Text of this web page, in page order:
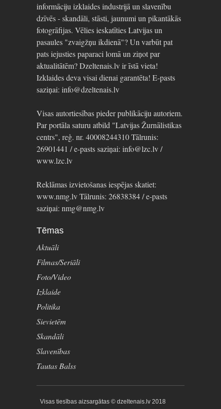
informāciju izklaides industrijā un slavenību
dzīvēs - skandāli, stāsti, jaunumi un pikantākās
fotogrāfijas. Vēlies ieskatīties Latvijas un
pasaules "zvaigžņu ikdienā"? Un varbūt pat
pats iejusties paparaci lomā un ziņot par
aktualitātēm? Dzeltenais.lv ir īstā vieta!
Izklaides deva visai dienai garantēta! E-pasts
saziņai: info@dzeltenais.lv
Visas autortiesības pieder publikāciju autoriem.
Par portāla saturu atbild "Latvijas Žurnālistikas
centrs", reģ. nr. 40008244310 Tālrunis:
26901441 / e-pasts saziņai: info@lzc.lv /
www.lzc.lv
Reklāmas izvietošanas iespējas skatiet:
www.nmg.lv Tālrunis: 26838384 / e-pasts
saziņai: nmg@nmg.lv
Tēmas
Aktuāli
Filmas/Seriāli
Foto/Video
Izklaide
Politika
Sievietēm
Skandāli
Slavenības
Tautas Balss
Visas tiesības aizsargātas © dzeltenais.lv 2018